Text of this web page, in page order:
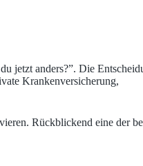
jetzt anders?”. Die
Krankenversicherung,
Rückblickend eine der